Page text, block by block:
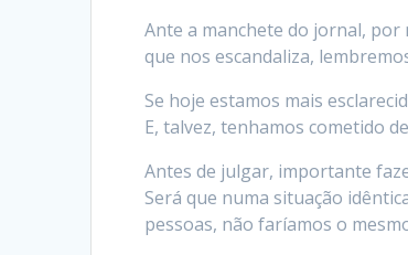
Ante a manchete do jornal,
que nos escandaliza,
Se hoje estamos mais
E, talvez, tenhamos cometido
Antes de julgar, importante
Será que numa situação
pessoas, não faríamos o